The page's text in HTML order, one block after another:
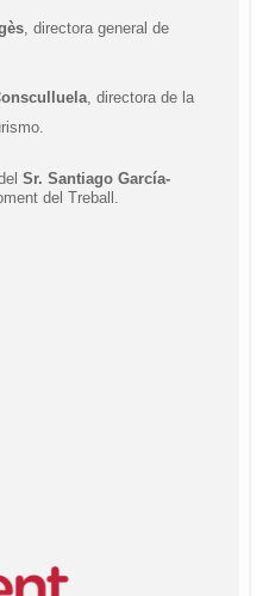
, directora general de
, directora de la
Sr. Santiago García-
del Treball.